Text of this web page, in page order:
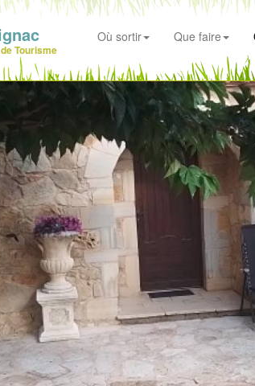
Tourisme
Où sortir Que faire